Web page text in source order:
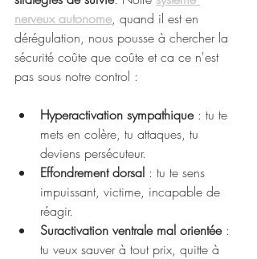
nerveux autonome, quand il est en
dérégulation, nous pousse à chercher la
sécurité coûte que coûte et ca ce n'est
pas sous notre control :
Hyperactivation sympathique : tu te
mets en colère, tu attaques, tu
deviens persécuteur.
Effondrement dorsal : tu te sens
impuissant, victime, incapable de
réagir.
Suractivation ventrale mal orientée :
tu veux sauver à tout prix, quitte à